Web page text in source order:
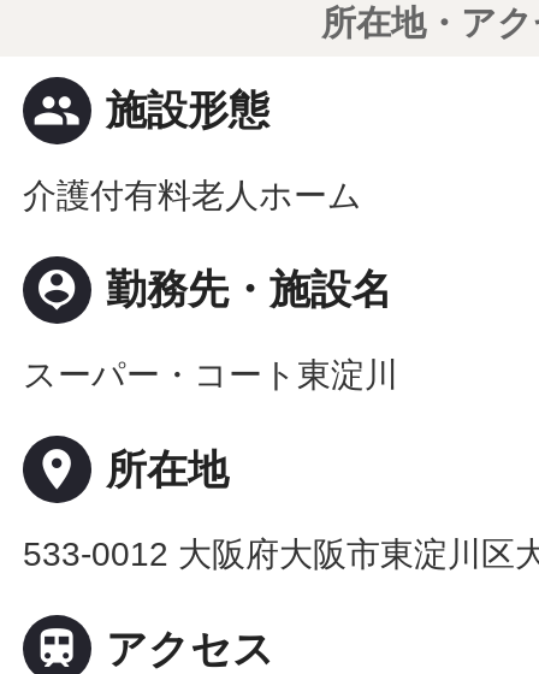
所在地・ア
people 施設形態
介護付有料老人ホーム
person_pin 勤務先・施設名
スーパー・コート東淀川
place 所在地
533-0012 大阪府大阪市東淀川区
 アクセス